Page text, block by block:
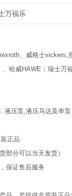
万福乐
、威格士
哈威HAWE；瑞士
液压泵,液压马达及串
正品
部分可以当天发货）
保证售后服务